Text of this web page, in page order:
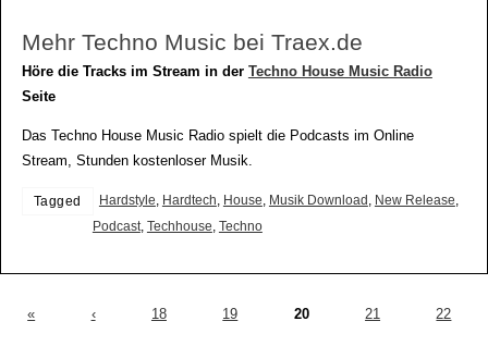
Mehr Techno Music bei Traex.de
Höre die Tracks im Stream in der Techno House Music Radio
Seite
Das Techno House Music Radio spielt die Podcasts im Online
Stream, Stunden kostenloser Musik.
Tagged Hardstyle, Hardtech, House, Musik Download , New Release,
Podcast, Techhouse, Techno
« ‹ 18 19 20 21 22